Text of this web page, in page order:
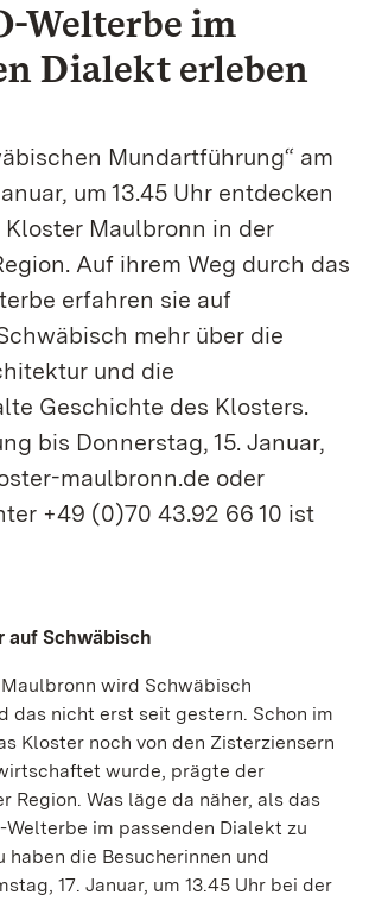
Welterbe im
Dialekt erleben
Mundartführung“ am
um 13.45 Uhr entdecken
Kloster Maulbronn in der
Auf ihrem Weg durch das
erfahren sie auf
mehr über die
und die
Geschichte des Klosters.
bis Donnerstag, 15. Januar,
maulbronn.de oder
+49 (0)70 43.92 66 10 ist
auf Schwäbisch
wird Schwäbisch
das nicht erst seit gestern. Schon im
Kloster noch von den Zisterziensern
wurde, prägte der
Region. Was läge da näher, als das
Welterbe im passenden Dialekt zu
haben die Besucherinnen und
17. Januar, um 13.45 Uhr bei der